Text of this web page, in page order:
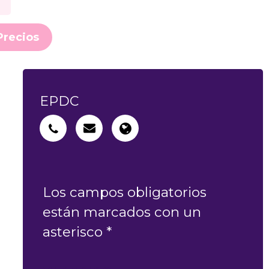
EPDC
Los campos obligatorios
están marcados con un
asterisco *